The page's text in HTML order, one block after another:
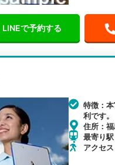
LINEで予約する
特徴：
利です。
住所：
最寄り
アクセ